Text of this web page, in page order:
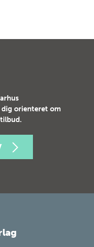
orienteret om